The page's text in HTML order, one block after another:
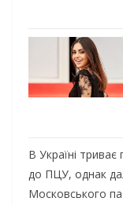
В Україні
до ПЦУ, однак
Московського